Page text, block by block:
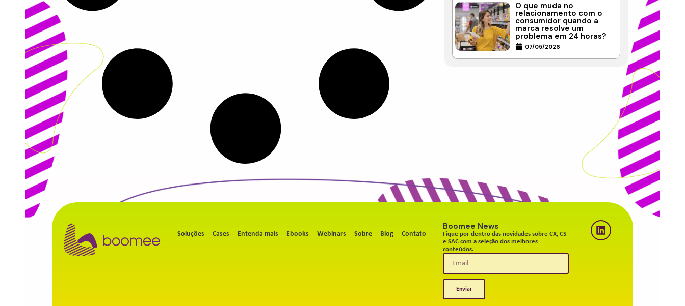
O que muda no
relacionamento com o
consumidor quando a
marca resolve um
problema em 24 horas?
07/05/2026
Soluções Cases Entenda mais Ebooks Webinars Sobre Blog Contato
Boomee News
Fique por dentro das novidades sobre CX, CS
e SAC com a seleção dos melhores
conteúdos.
Enviar